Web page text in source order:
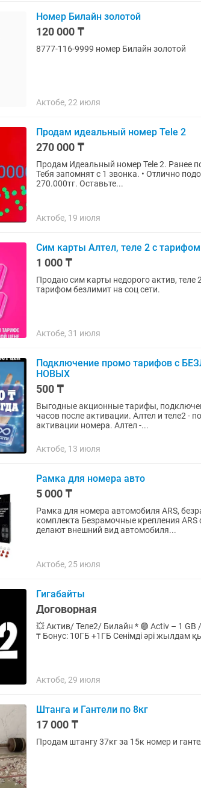
Номер Билайн золотой
120 000 ₸
8777-116-9999 номер Билайн золотой
Актобе, 22 июля
Продам идеальный номер Tele 2
270 000 ₸
Продам Идеальный номер Tele 2. Ранее по бизнесу был. •
Тебя запомнят с 1 звонка. • Отлично
270.000тг. Оставьте...
Актобе, 19 июля
Сим карты Алтел, теле 2 с
1 000 ₸
Продаю сим карты недорого актив, теле 2, Алтел .
тарифом безлимит на соц сети.
Актобе, 31 июля
Подключение промо тарифов с
НОВЫХ
500 ₸
Выгодные акционные тарифы, подключение
часов после активации. Алтел и теле2 -
активации номера. Алтел -...
Актобе, 13 июля
Рамка для номера авто
5 000 ₸
Рамка для номера автомобиля ARS,
комплекта Безрамочные крепления ARS фиксируют номерной знак без стандартной рамки и
делают внешний вид автомобиля...
Актобе, 25 июля
Гигабайты
Договорная
💥 Актив/ Теле2/ Билайн * 🟣 Activ – 1 GB / 170 ₸ * 🔵 Tele 2 – 1 GB / 170 ₸ * 🟡 Beeline – 1 GB / 200
Актобе, 29 июля
Штанга и Гантели по 8кг
17 000 ₸
Продам штангу 37кг за 15к номер и